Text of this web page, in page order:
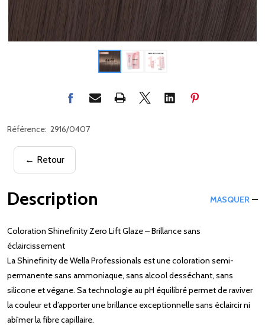
Référence: 2916/0407
← Retour
Description MASQUER
Coloration Shinefinity Zero Lift Glaze – Brillance sans
éclaircissement
La Shinefinity de Wella Professionals est une coloration semi-
permanente sans ammoniaque, sans alcool desséchant, sans
silicone et végane. Sa technologie au pH équilibré permet de raviver
la couleur et d’apporter une brillance exceptionnelle sans éclaircir ni
abîmer la fibre capillaire.